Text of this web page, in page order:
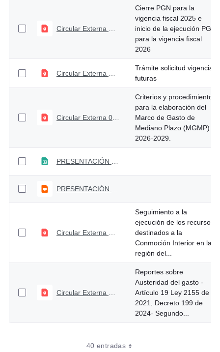
Cierre PGN para la
vigencia fiscal 2025 e
inicio de la ejecución PGN
para la vigencia fiscal
2026
Trámite solicitud vigencias
futuras
Circular Externa 017 de abril 14 de 2025
Criterios y procedimientos
para la elaboración del
Marco de Gasto de
Mediano Plazo (MGMP)
2026-2029.
Seguimiento a la
ejecución de los recursos
destinados a la
Conmoción Interior en la
región del...
Reportes sobre
Austeridad del gasto -
Artículo 19 Ley 2155 de
2021, Decreto 199 de
2024- Segundo...
40 entradas